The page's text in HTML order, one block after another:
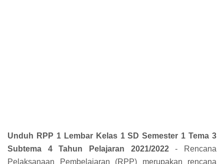
Unduh RPP 1 Lembar Kelas 1 SD Semester 1 Tema 3
Subtema 4 Tahun Pelajaran 2021/2022- Rencana
Pelaksanaan Pembelajaran (RPP) merupakan rencana